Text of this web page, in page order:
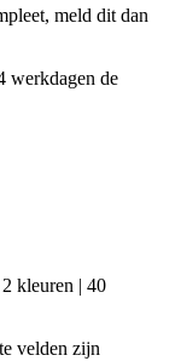
meld dit dan
werkdagen de
kleuren | 40
velden zijn